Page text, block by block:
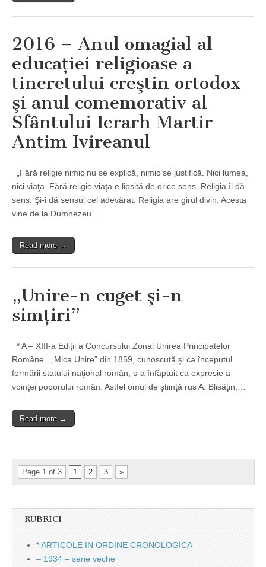
2016 – Anul omagial al
educaţiei religioase a
tineretului creştin ortodox
şi anul comemorativ al
Sfântului Ierarh Martir
Antim Ivireanul
„Fără religie nimic nu se explică, nimic se justifică. Nici lumea,
nici viaţa. Fără religie viaţa e lipsită de orice sens. Religia îi dă
sens. Şi-i dă sensul cel adevărat. Religia are girul divin. Acesta
vine de la Dumnezeu.…
Read more →
„Unire-n cuget şi-n
simţiri”
* A – XIII-a Ediţii a Concursului Zonal Unirea Principatelor
Române „Mica Unire” din 1859, cunoscută şi ca începutul
formării statului naţional român, s-a înfăptuit ca expresie a
voinţei poporului român. Astfel omul de ştiinţă rus A. Blisâţin,…
Read more →
Page 1 of 3 1 2 3 »
RUBRICI
* ARTICOLE IN ORDINE CRONOLOGICA
– 1934 – serie veche